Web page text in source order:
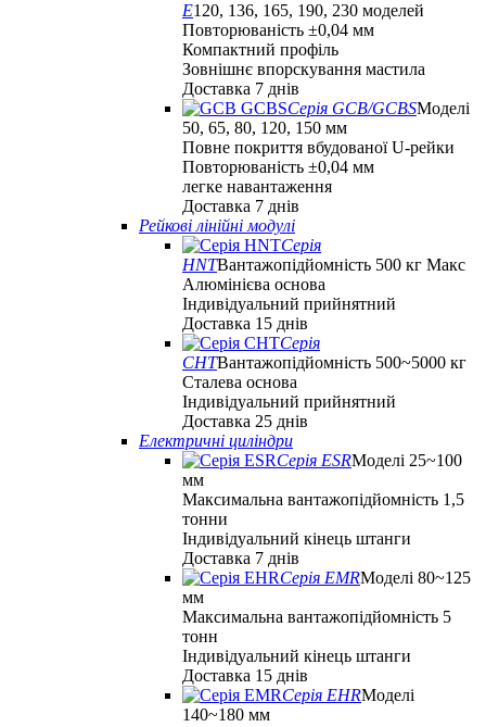
E120, 136, 165, 190, 230 моделей
Повторюваність ±0,04 мм
Компактний профіль
Зовнішнє впорскування мастила
Доставка 7 днів
Серія GCB/GCBSМоделі
50, 65, 80, 120, 150 мм
Повне покриття вбудованої U-рейки
Повторюваність ±0,04 мм
легке навантаження
Доставка 7 днів
Рейкові лінійні модулі
Серія
HNTВантажопідйомність 500 кг Макс
Алюмінієва основа
Індивідуальний прийнятний
Доставка 15 днів
Серія
СНТВантажопідйомність 500~5000 кг
Сталева основа
Індивідуальний прийнятний
Доставка 25 днів
Електричні циліндри
Серія ESRМоделі 25~100
мм
Максимальна вантажопідйомність 1,5
тонни
Індивідуальний кінець штанги
Доставка 7 днів
Серія EMRМоделі 80~125
мм
Максимальна вантажопідйомність 5
тонн
Індивідуальний кінець штанги
Доставка 15 днів
Серія EHRМоделі
140~180 мм